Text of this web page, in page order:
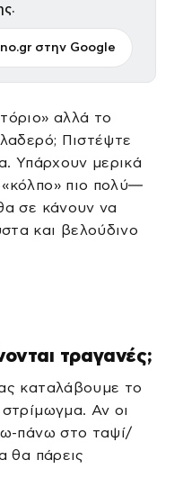
στην Google
αλλά το
Πιστέψτε
Υπάρχουν μερικά
πιο πολύ—
σε κάνουν να
και βελούδινο
τραγανές;
καταλάβουμε το
Αν οι
πάνω στο ταψί/
θα πάρεις